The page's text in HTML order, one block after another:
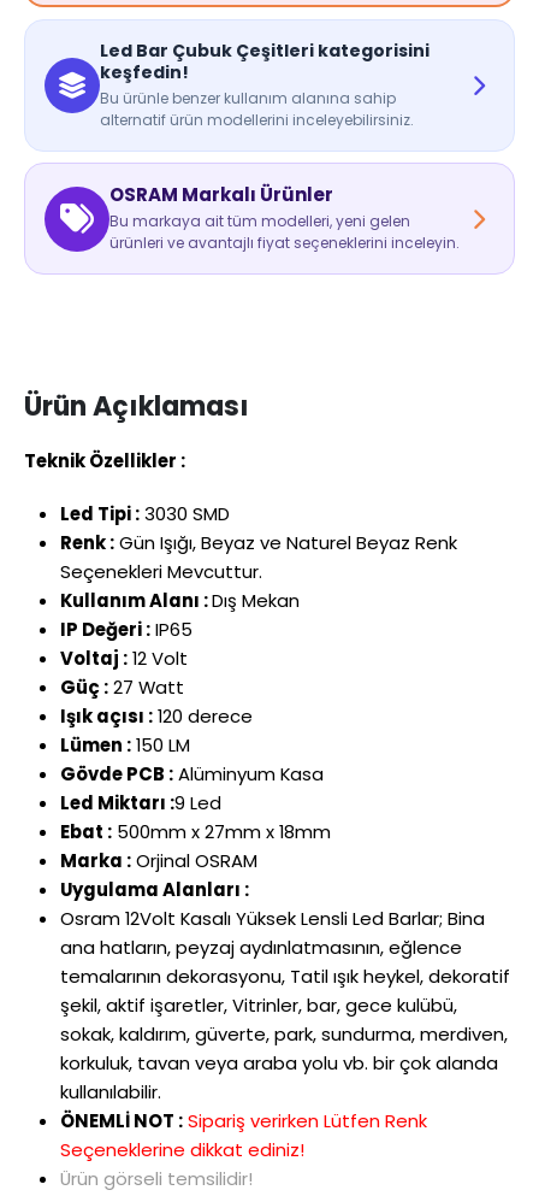
Led Bar Çubuk Çeşitleri kategorisini
keşfedin!
Bu ürünle benzer kullanım alanına sahip
alternatif ürün modellerini inceleyebilirsiniz.
OSRAM Markalı Ürünler
Bu markaya ait tüm modelleri, yeni gelen
ürünleri ve avantajlı fiyat seçeneklerini inceleyin.
Ürün Açıklaması
Teknik Özellikler :
Led Tipi :3030 SMD
Renk :Gün Işığı, Beyaz ve Naturel Beyaz Renk
Seçenekleri Mevcuttur.
Kullanım Alanı :Dış Mekan
IP Değeri :IP65
Voltaj :12 Volt
Güç :27 Watt
Işık açısı :120 derece
Lümen :150 LM
Gövde PCB :Alüminyum Kasa
Led Miktarı :9 Led
Ebat :500mm x 27mm x 18mm
Marka :Orjinal OSRAM
Uygulama Alanları :
Osram 12Volt Kasalı Yüksek Lensli Led Barlar; Bina
ana hatların, peyzaj aydınlatmasının, eğlence
temalarının dekorasyonu, Tatil ışık heykel, dekoratif
şekil, aktif işaretler, Vitrinler, bar, gece kulübü,
sokak, kaldırım, güverte, park, sundurma, merdiven,
korkuluk, tavan veya araba yolu vb. bir çok alanda
kullanılabilir.
ÖNEMLİ NOT : Sipariş verirken Lütfen Renk
Seçeneklerine dikkat ediniz!
Ürün görseli temsilidir!